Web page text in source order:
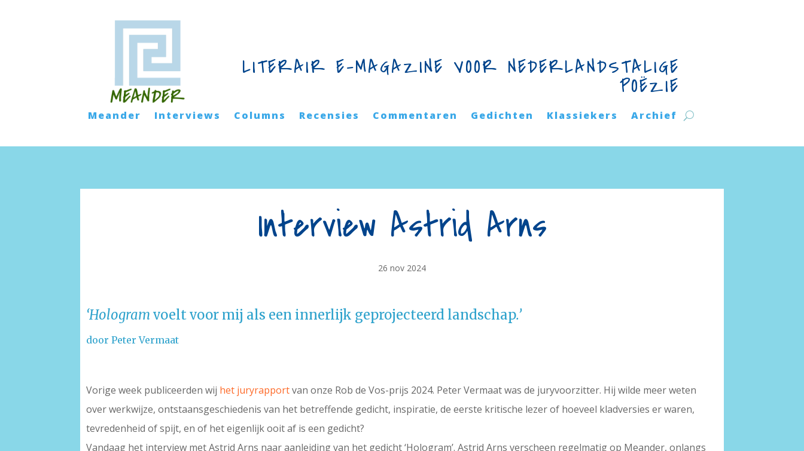
LITERAIR E-MAGAZINE VOOR NEDERLANDSTALIGE
POËZIE
Meander Interviews Columns Recensies Commentaren Gedichten Klassiekers Archief
Interview Astrid Arns
26 nov 2024
‘Hologramvoelt voor mij als een innerlijk geprojecteerd landschap.’
door Peter Vermaat
Vorige week publiceerden wij het juryrapportvan onze Rob de Vos-prijs 2024. Peter Vermaat was de juryvoorzitter. Hij wilde meer weten
over werkwijze, ontstaansgeschiedenis van het betreffende gedicht, inspiratie, de eerste kritische lezer of hoeveel kladversies er waren,
tevredenheid of spijt, en of het eigenlijk ooit af is een gedicht?
Vandaag het interview met Astrid Arns naar aanleiding van het gedicht ‘Hologram’. Astrid Arns verscheen regelmatig op Meander, onlangs